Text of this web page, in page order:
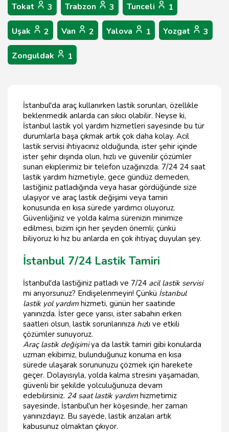
Tokat 3 Trabzon 3 Tunceli 1
Uşak 2 Van 2 Yalova 1 Yozgat 3
Zonguldak 1
İstanbul'da araç kullanırken lastik sorunları, özellikle
beklenmedik anlarda can sıkıcı olabilir. Neyse ki,
İstanbul lastik yol yardım hizmetleri sayesinde bu tür
durumlarla başa çıkmak artık çok daha kolay. Acil
lastik servisi ihtiyacınız olduğunda, ister şehir içinde
ister şehir dışında olun, hızlı ve güvenilir çözümler
sunan ekiplerimiz bir telefon uzağınızda. 7/24 24 saat
lastik yardım hizmetiyle, gece gündüz demeden,
lastiğiniz patladığında veya hasar gördüğünde size
ulaşıyor ve araç lastik değişimi veya tamiri
konusunda en kısa sürede yardımcı oluyoruz.
Güvenliğiniz ve yolda kalma sürenizin minimize
edilmesi, bizim için her şeyden önemli; çünkü
biliyoruz ki hız bu anlarda en çok ihtiyaç duyulan şey.
İstanbul 7/24 Lastik Tamiri
İstanbul'da lastiğiniz patladı ve 7/24 acil lastik servisi
mi arıyorsunuz? Endişelenmeyin! Çünkü İstanbul
lastik yol yardım hizmeti, günün her saatinde
yanınızda. İster gece yarısı, ister sabahın erken
saatleri olsun, lastik sorunlarınıza hızlı ve etkili
çözümler sunuyoruz.
Araç lastik değişimiya da lastik tamiri gibi konularda
uzman ekibimiz, bulunduğunuz konuma en kısa
sürede ulaşarak sorununuzu çözmek için harekete
geçer. Dolayısıyla, yolda kalma stresini yaşamadan,
güvenli bir şekilde yolculuğunuza devam
edebilirsiniz. 24 saat lastik yardım hizmetimiz
sayesinde, İstanbul'un her köşesinde, her zaman
yanınızdayız. Bu sayede, lastik arızaları artık
kabusunuz olmaktan çıkıyor.